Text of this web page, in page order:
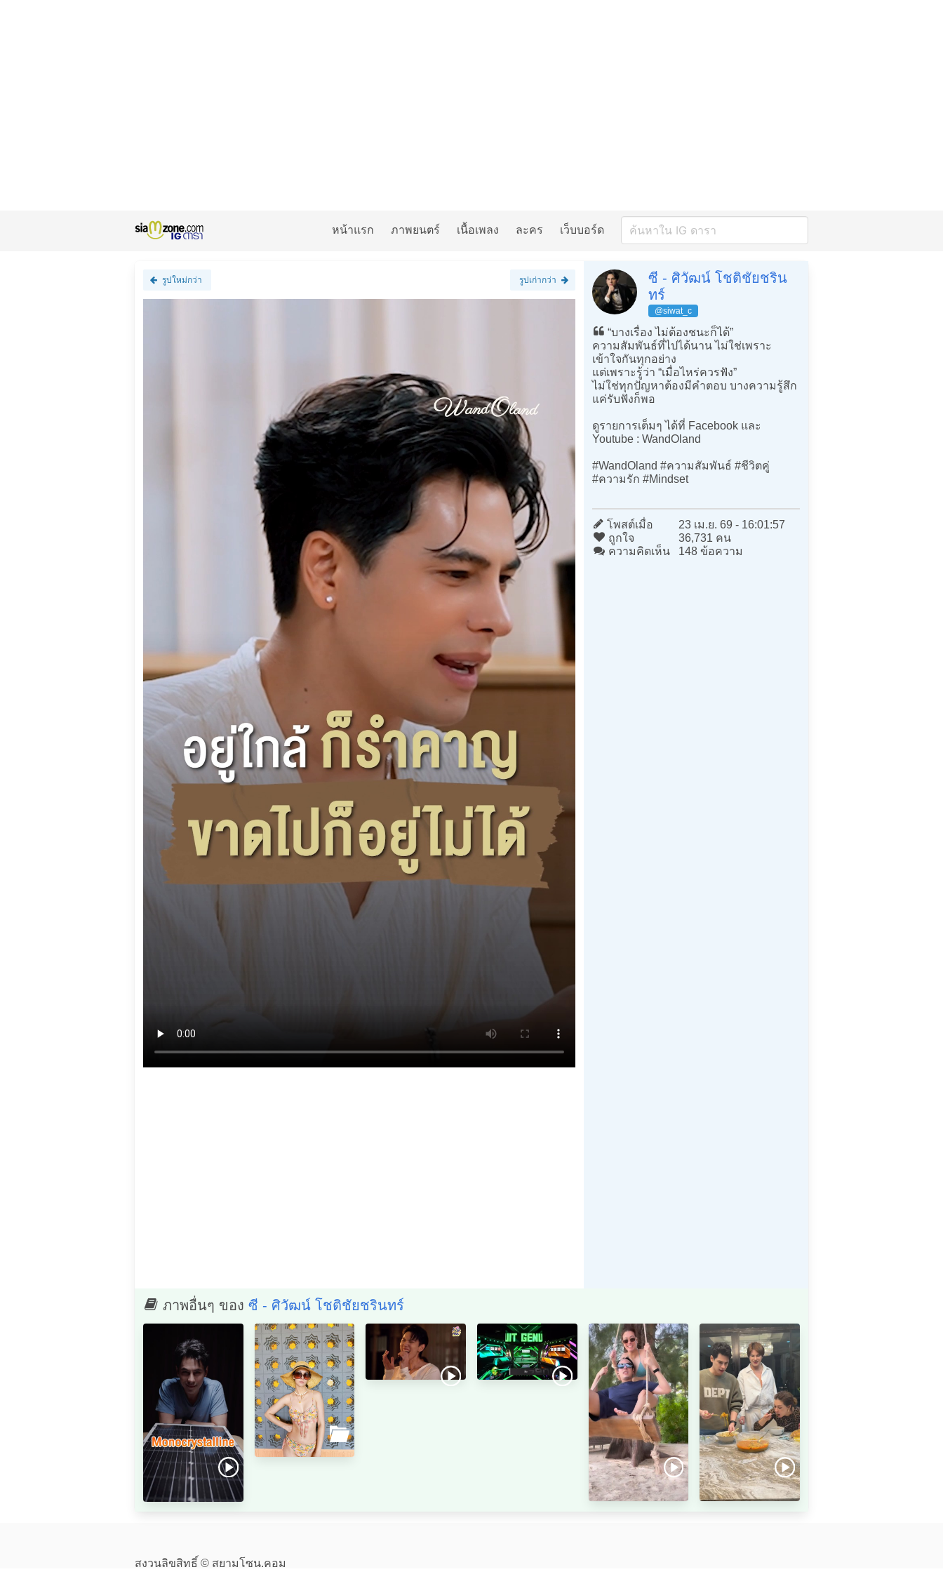
หน้าแรก ภาพยนตร์ เนื้อเพลง ละคร เว็บบอร์ด
รูปใหม่กว่า รูปเก่ากว่า
ซี - ศิวัฒน์ โชติชัยชริน
ทร์
@siwat_c
“บางเรื่อง ไม่ต้องชนะก็ได้”
ความสัมพันธ์ที่ไปได้นาน ไม่ใช่เพราะ
เข้าใจกันทุกอย่าง
แต่เพราะรู้ว่า “เมื่อไหร่ควรฟัง”
ไม่ใช่ทุกปัญหาต้องมีคำตอบ บางความรู้สึก
แค่รับฟังก็พอ
ดูรายการเต็มๆ ได้ที่ Facebook และ
Youtube : WandOland
#WandOland #ความสัมพันธ์ #ชีวิตคู่
#ความรัก #Mindset
โพสต์เมื่อ
23 เม.ย. 69 - 16:01:57
ถูกใจ
36,731 คน
ความคิดเห็น
148 ข้อความ
ภาพอื่นๆ ของซี - ศิวัฒน์ โชติชัยชรินทร์
สงวนลิขสิทธิ์ © สยามโซน.คอม